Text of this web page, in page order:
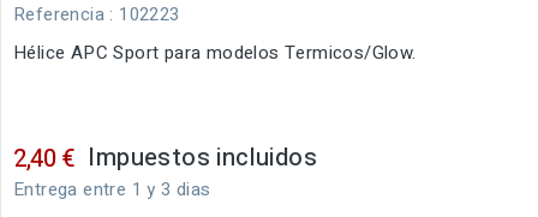
Referencia : 102223
Hélice APC Sport para modelos Termicos/Glow.
2,40 € Impuestos incluidos
Entrega entre 1 y 3 dias